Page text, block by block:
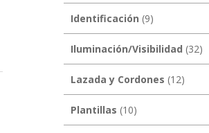
Identificación (9)
Iluminación/Visibilidad (32)
Lazada y Cordones (12)
Plantillas (10)